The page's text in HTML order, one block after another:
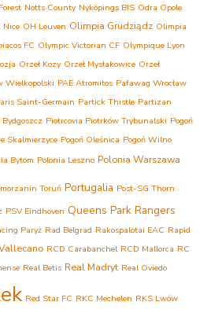
Notts County Nyköpings BIS Odra Opole
Nice OH Leuven Olimpia Grudziądz Olimpia
FC Olympic Victorian CF Olympique Lyon
Orzeł Kozy Orzeł Mysłakowice Orzeł
Wielkopolski PAE Atromitos Pafawag Wrocław
Saint-Germain Partick Thistle Partizan
Piotrcovia Piotrków Trybunalski Pogoń
Skalmierzyce Pogoń Oleśnica Pogoń Wilno
Bytom Polonia Leszno Polonia Warszawa
Toruń Portugalia Post-SG Thorn
PSV Eindhoven Queens Park Rangers
Paryż Rad Belgrad Rakospalotai EAC Rapid
RCD Carabanchel RCD Mallorca RC
Real Betis Real Madryt Real Oviedo
Red Star FC RKC Mechelen RKS Lwów